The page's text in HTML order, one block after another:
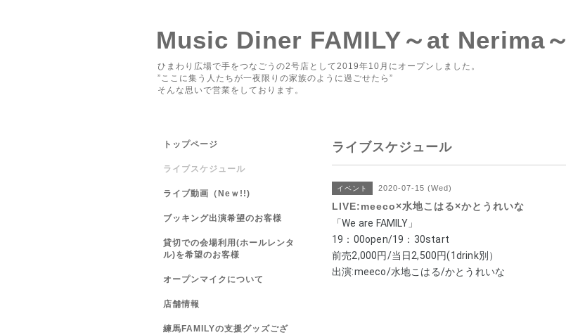
Music Diner FAMILY～at Nerima～
ひまわり広場で手をつなごうの2号店として2019年10月にオープンしました。
”ここに集う人たちが一夜限りの家族のように過ごせたら”
そんな思いで営業をしております。
ライブスケジュール
イベント 2020-07-15 (Wed)
LIVE:meeco×水地こはる×かとうれいな
「We are FAMILY」
19：00open/19：30start
前売2,000円/当日2,500円(1drink別）
出演:meeco/水地こはる/かとうれいな
トップページ
ライブスケジュール
ライブ動画（Neｗ!!)
ブッキング出演希望のお客様
貸切での会場利用(ホールレンタ
ル)を希望のお客様
オープンマイクについて
店舗情報
練馬FAMILYの支援グッズござ